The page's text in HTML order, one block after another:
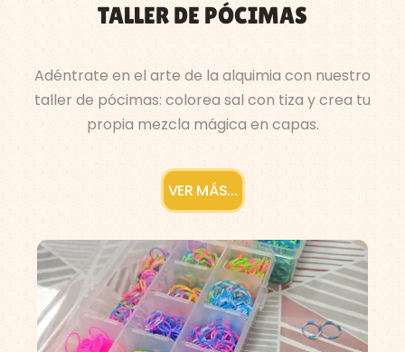
TALLER DE PÓCIMAS
Adéntrate en el arte de la alquimia con nuestro
taller de pócimas: colorea sal con tiza y crea tu
propia mezcla mágica en capas.
VER MÁS...